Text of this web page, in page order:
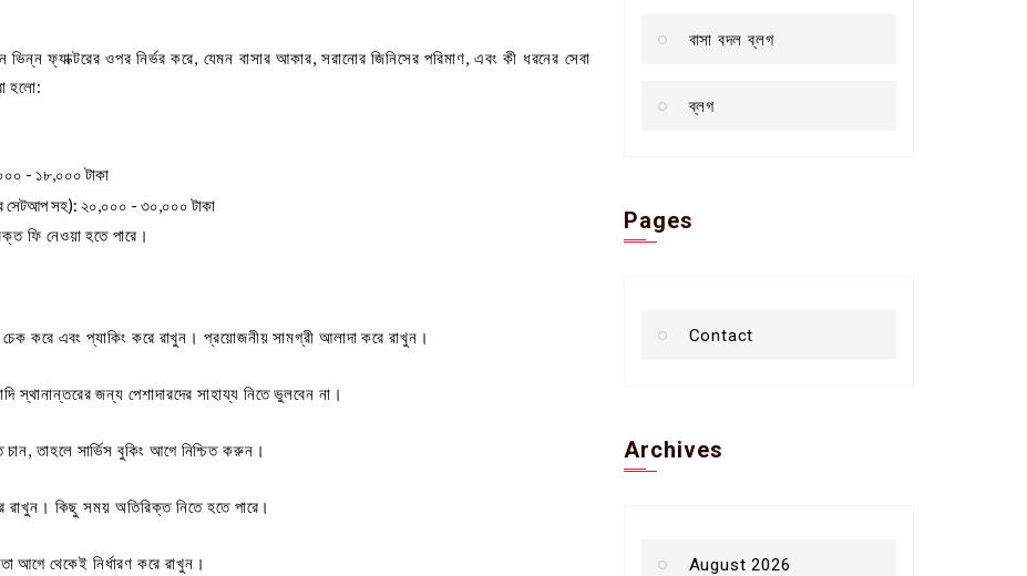
ভিন্ন ফ্যাক্টরের ওপর নির্ভর করে, যেমন বাসার আকার, সরানোর জিনিসের পরিমাণ, এবং কী ধরনের সেবা
হলো:
- ১৮,০০০ টাকা
সেটআপ সহ): ২০,০০০ - ৩০,০০০ টাকা
ফি নেওয়া হতে পারে।
করে এবং প্যাকিং করে রাখুন। প্রয়োজনীয় সামগ্রী আলাদা করে রাখুন।
স্থানান্তরের জন্য পেশাদারদের সাহায্য নিতে ভুলবেন না।
চান, তাহলে সার্ভিস বুকিং আগে নিশ্চিত করুন।
রাখুন। কিছু সময় অতিরিক্ত নিতে হতে পারে।
আগে থেকেই নির্ধারণ করে রাখুন।
বাসা বদল ব্লগ
ব্লগ
Pages
Contact
Archives
August 2026